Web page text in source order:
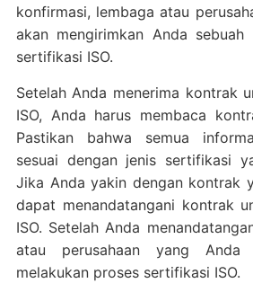
konfirmasi, lembaga atau
akan mengirimkan Anda
sertifikasi ISO.
Setelah Anda menerima kontrak
ISO, Anda harus membaca
Pastikan bahwa semua
sesuai dengan jenis sertifikasi
Jika Anda yakin dengan kontrak
dapat menandatangani kontrak
ISO. Setelah Anda
atau perusahaan yang
melakukan proses sertifikasi ISO.